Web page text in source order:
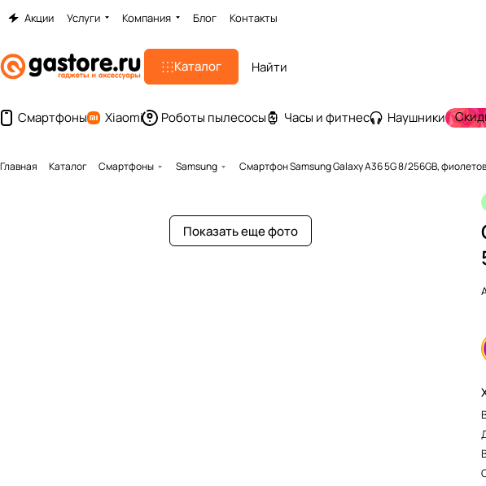
Акции Услуги Компания Блог Контакты
Каталог
Смартфоны Xiaomi Роботы пылесосы Часы и фитнес Наушники
Главная Каталог Смартфоны Samsung Смартфон Samsung Galaxy A36 5G 8/256GB,
Показать еще фото